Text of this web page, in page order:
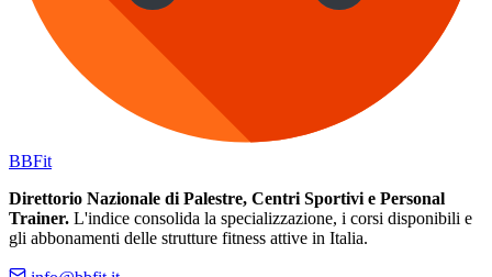
BBFit
Direttorio Nazionale di Palestre, Centri Sportivi e Personal
Trainer. L'indice consolida la specializzazione, i corsi disponibili e
gli abbonamenti delle strutture fitness attive in Italia.